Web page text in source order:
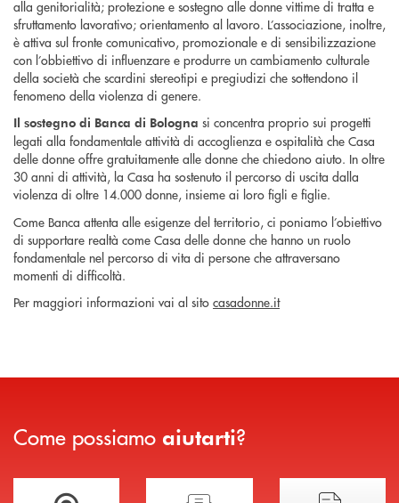
alla genitorialità; protezione e sostegno alle donne vittime di tratta e
sfruttamento lavorativo; orientamento al lavoro. L’associazione, inoltre,
è attiva sul fronte comunicativo, promozionale e di sensibilizzazione
con l’obbiettivo di influenzare e produrre un cambiamento culturale
della società che scardini stereotipi e pregiudizi che sottendono il
fenomeno della violenza di genere.
Il sostegno di Banca di Bologna si concentra proprio sui progetti
legati alla fondamentale attività di accoglienza e ospitalità che Casa
delle donne offre gratuitamente alle donne che chiedono aiuto. In oltre
30 anni di attività, la Casa ha sostenuto il percorso di uscita dalla
violenza di oltre 14.000 donne, insieme ai loro figli e figlie.
Come Banca attenta alle esigenze del territorio, ci poniamo l’obiettivo
di supportare realtà come Casa delle donne che hanno un ruolo
fondamentale nel percorso di vita di persone che attraversano
momenti di difficoltà.
Per maggiori informazioni vai al sito casadonne.it
Come possiamo aiutarti?
Trova la filiale più vicina a teHai bisogno di assistenza immediata?
Hai bisogno di